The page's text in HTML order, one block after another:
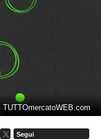
TUTTOmercatoWEB.com
Segui